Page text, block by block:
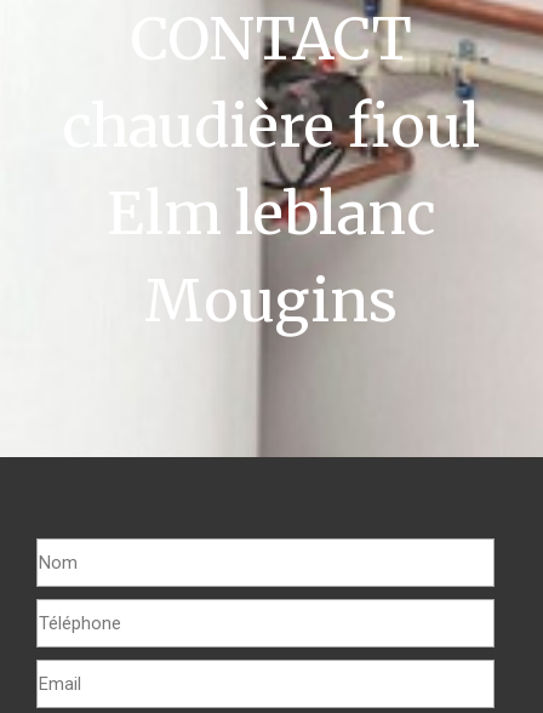
CONTACT
chaudière fioul
Elm leblanc
Mougins